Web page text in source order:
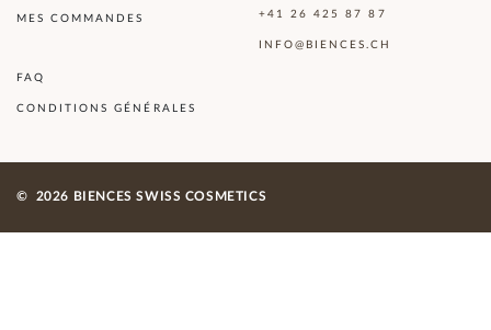
MES COMMANDES
FAQ
CONDITIONS GÉNÉRALES
+41 26 425 87 87
INFO@BIENCES.CH
© 2026 BIENCES SWISS COSMETICS